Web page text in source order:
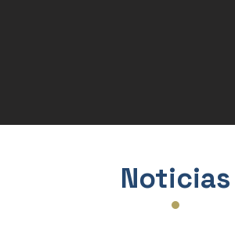
Noticias